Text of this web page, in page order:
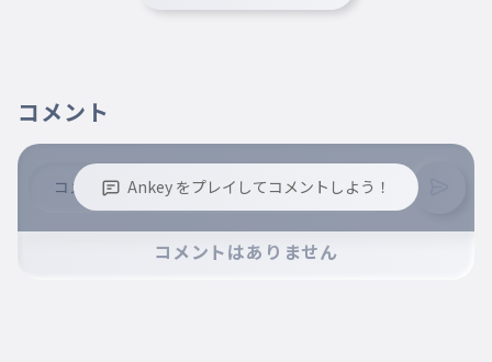
013
平成時代
014
令和
れいわ
令和時代
コメント
Ankey をプレイしてコメントしよう！
※コメントするには、ログインが必要です。
コメントはありません